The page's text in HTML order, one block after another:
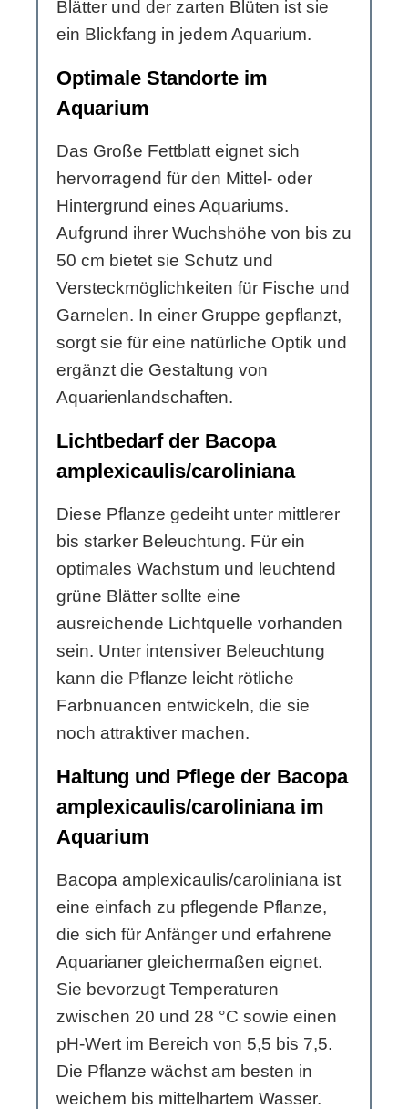
Blätter und der zarten Blüten ist sie
ein Blickfang in jedem Aquarium.
Optimale Standorte im
Aquarium
Das Große Fettblatt eignet sich
hervorragend für den Mittel- oder
Hintergrund eines Aquariums.
Aufgrund ihrer Wuchshöhe von bis zu
50 cm bietet sie Schutz und
Versteckmöglichkeiten für Fische und
Garnelen. In einer Gruppe gepflanzt,
sorgt sie für eine natürliche Optik und
ergänzt die Gestaltung von
Aquarienlandschaften.
Lichtbedarf der Bacopa
amplexicaulis/caroliniana
Diese Pflanze gedeiht unter mittlerer
bis starker Beleuchtung. Für ein
optimales Wachstum und leuchtend
grüne Blätter sollte eine
ausreichende Lichtquelle vorhanden
sein. Unter intensiver Beleuchtung
kann die Pflanze leicht rötliche
Farbnuancen entwickeln, die sie
noch attraktiver machen.
Haltung und Pflege der Bacopa
amplexicaulis/caroliniana im
Aquarium
Bacopa amplexicaulis/caroliniana ist
eine einfach zu pflegende Pflanze,
die sich für Anfänger und erfahrene
Aquarianer gleichermaßen eignet.
Sie bevorzugt Temperaturen
zwischen 20 und 28 °C sowie einen
pH-Wert im Bereich von 5,5 bis 7,5.
Die Pflanze wächst am besten in
weichem bis mittelhartem Wasser.